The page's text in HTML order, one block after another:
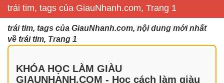
trái tim, tags của GiauNhanh.com, Trang 1
trái tim, tags của GiauNhanh.com, nội dung mới nhất
về trái tim, Trang 1
KHÓA HỌC LÀM GIÀU
GIAUNHANH.COM - Học cách làm giàu